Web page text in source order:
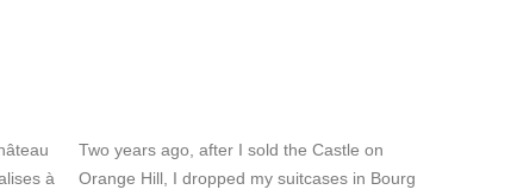
à
Two years ago, after I sold the Castle on
Orange Hill, I dropped my suitcases in Bourg